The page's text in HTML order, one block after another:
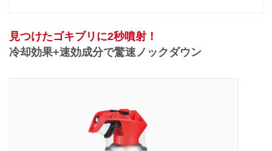
見つけたゴキブリに2秒噴射！
冷却効果+速効成分で驚速ノックダウン